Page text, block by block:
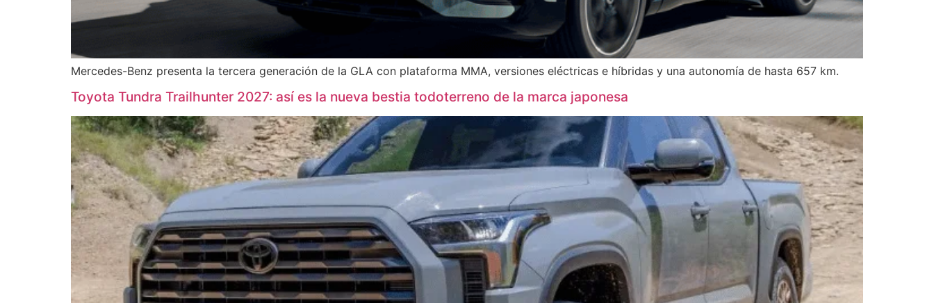
Mercedes-Benz presenta la tercera generación de la GLA con plataforma MMA, versiones eléctricas e híbridas y una autonomía de hasta 657 km.
Toyota Tundra Trailhunter 2027: así es la nueva bestia todoterreno de la marca japonesa